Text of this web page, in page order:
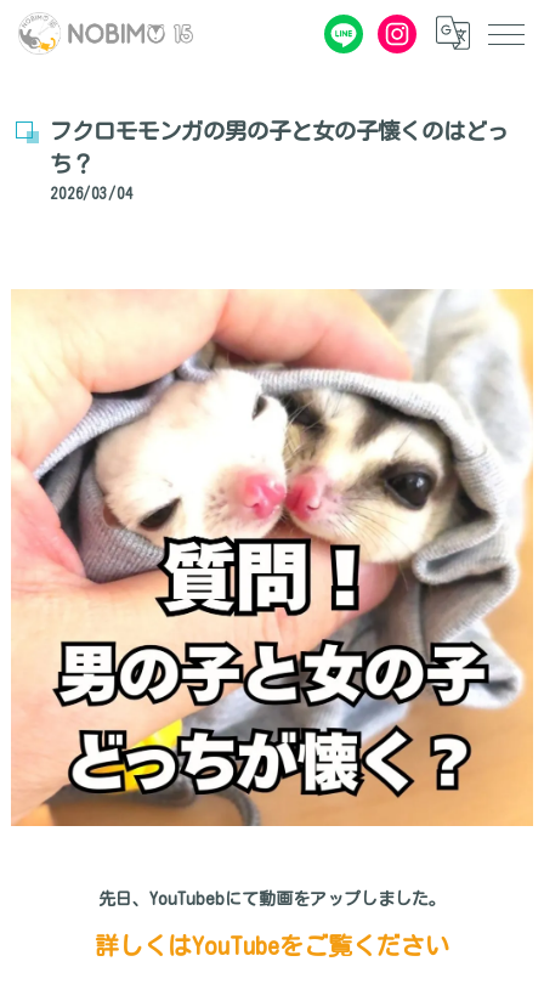
フクロモモンガの男の子と女の子懐くのはどっ
ち？
2026/03/04
先日、YouTubebにて動画をアップしました。
詳しくはYouTubeをご覧ください